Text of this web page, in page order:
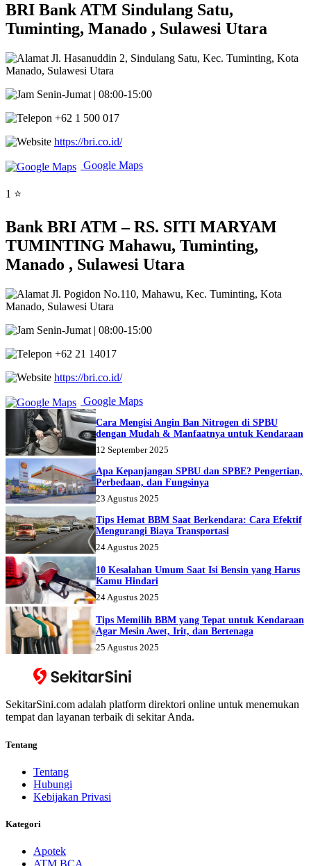
BRI Bank ATM Sindulang Satu,
Tuminting, Manado , Sulawesi Utara
Jl. Hasanuddin 2, Sindulang Satu, Kec. Tuminting, Kota
Manado, Sulawesi Utara
Senin-Jumat | 08:00-15:00
+62 1 500 017
https://bri.co.id/
Google Maps
1 ⭐
Bank BRI ATM – RS. SITI MARYAM
TUMINTING Mahawu, Tuminting,
Manado , Sulawesi Utara
Jl. Pogidon No.110, Mahawu, Kec. Tuminting, Kota
Manado, Sulawesi Utara
Senin-Jumat | 08:00-15:00
+62 21 14017
https://bri.co.id/
Google Maps
Cara Mengisi Angin Ban Nitrogen di SPBU
dengan Mudah & Manfaatnya untuk Kendaraan
12 September 2025
Apa Kepanjangan SPBU dan SPBE? Pengertian,
Perbedaan, dan Fungsinya
23 Agustus 2025
Tips Hemat BBM Saat Berkendara: Cara Efektif
Mengurangi Biaya Transportasi
24 Agustus 2025
10 Kesalahan Umum Saat Isi Bensin yang Harus
Kamu Hindari
24 Agustus 2025
Tips Memilih BBM yang Tepat untuk Kendaraan
Agar Mesin Awet, Irit, dan Bertenaga
25 Agustus 2025
SekitarSini.com adalah platform direktori online untuk menemukan
tempat dan layanan terbaik di sekitar Anda.
Tentang
Tentang
Hubungi
Kebijakan Privasi
Kategori
Apotek
ATM BCA